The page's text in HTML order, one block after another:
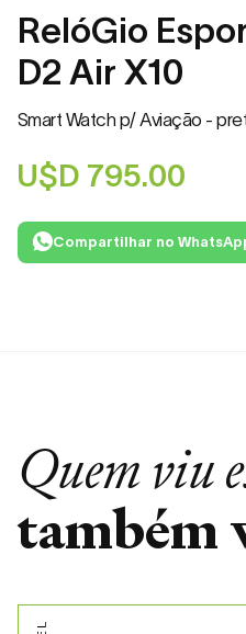
RelóGio Esportivo Garmin
D2 Air X10
Smart Watch p/ Aviação -
U$D 795.00
Compartilhar no
Quem viu
também